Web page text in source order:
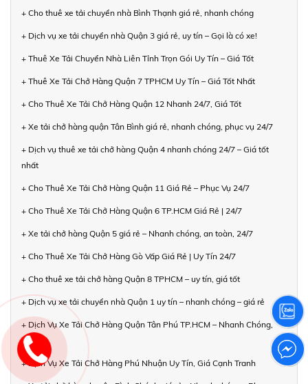
+ Cho thuê xe tải chuyển nhà Bình Thạnh giá rẻ, nhanh chóng
+ Dịch vụ xe tải chuyển nhà Quận 3 giá rẻ, uy tín – Gọi là có xe!
+ Thuê Xe Tải Chuyển Nhà Liên Tỉnh Trọn Gói Uy Tín – Giá Tốt
+ Thuê Xe Tải Chở Hàng Quận 7 TPHCM Uy Tín – Giá Tốt Nhất
+ Cho Thuê Xe Tải Chở Hàng Quận 12 Nhanh 24/7, Giá Tốt
+ Xe tải chở hàng quận Tân Bình giá rẻ, nhanh chóng, phục vụ 24/7
+ Dịch vụ thuê xe tải chở hàng Quận 4 nhanh chóng 24/7 – Giá tốt
nhất
+ Cho Thuê Xe Tải Chở Hàng Quận 11 Giá Rẻ – Phục Vụ 24/7
+ Cho Thuê Xe Tải Chở Hàng Quận 6 TP.HCM Giá Rẻ | 24/7
+ Xe tải chở hàng Quận 5 giá rẻ – Nhanh chóng, an toàn, 24/7
+ Cho Thuê Xe Tải Chở Hàng Gò Vấp Giá Rẻ | Uy Tín 24/7
+ Cho thuê xe tải chở hàng Quận 8 TPHCM – uy tín, giá tốt
+ Dịch vụ xe tải chuyển nhà Quận 1 uy tín – nhanh chóng – giá rẻ
+ Dịch Vụ Xe Tải Chở Hàng Quận Tân Phú TP.HCM – Nhanh Chóng,
Giá Tốt
+ Dịch Vụ Xe Tải Chở Hàng Phú Nhuận Uy Tín, Giá Cạnh Tranh